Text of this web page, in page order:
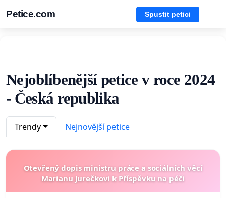
Petice.com Spustit petici
Nejoblíbenější petice v roce 2024
- Česká republika
Trendy Nejnovější petice
Otevřený dopis ministru práce a sociálních věcí
Marianu Jurečkovi k Příspěvku na péči